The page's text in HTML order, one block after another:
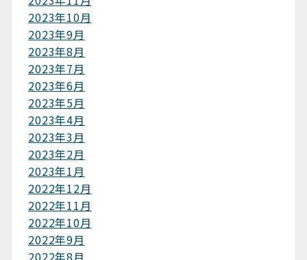
2023年10月
2023年9月
2023年8月
2023年7月
2023年6月
2023年5月
2023年4月
2023年3月
2023年2月
2023年1月
2022年12月
2022年11月
2022年10月
2022年9月
2022年8月